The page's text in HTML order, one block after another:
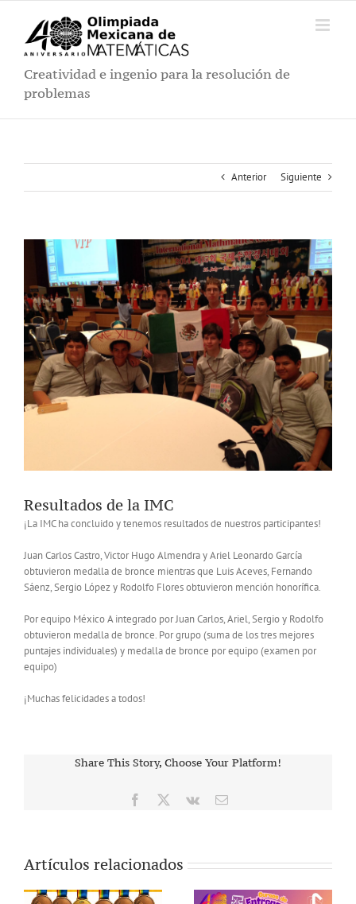
contenido
Creatividad e ingenio para la resolución de
problemas
Anterior Siguiente
Resultados de la IMC
¡La IMC ha concluido y tenemos resultados de nuestros participantes!
Juan Carlos Castro, Victor Hugo Almendra y Ariel Leonardo García
obtuvieron medalla de bronce mientras que Luis Aceves, Fernando
Sáenz, Sergio López y Rodolfo Flores obtuvieron mención honorífica.
Por equipo México A integrado por Juan Carlos, Ariel, Sergio y Rodolfo
obtuvieron medalla de bronce. Por grupo (suma de los tres mejores
puntajes individuales) y medalla de bronce por equipo (examen por
equipo)
¡Muchas felicidades a todos!
Share This Story, Choose Your Platform!
Facebook Vk
Correo
Artículos relacionados